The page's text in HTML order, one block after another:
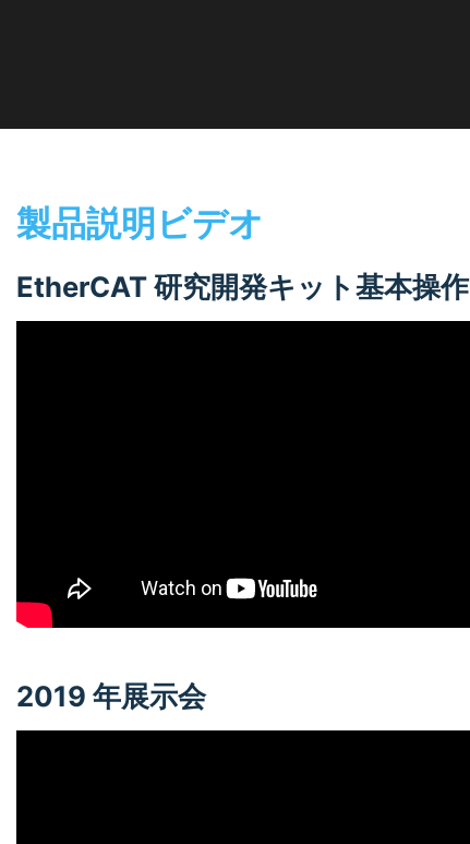
製品説明ビデオ
EtherCAT 研究開発キット基本操作
2019 年展示会